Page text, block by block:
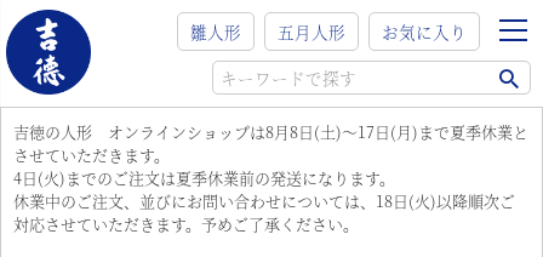
雛人形 五月人形 お気に入り
吉徳の人形 オンラインショップは8月8日(土)～17日(月)まで夏季休業と
させていただきます。
4日(火)までのご注文は夏季休業前の発送になります。
休業中のご注文、並びにお問い合わせについては、18日(火)以降順次ご
対応させていただきます。予めご了承ください。